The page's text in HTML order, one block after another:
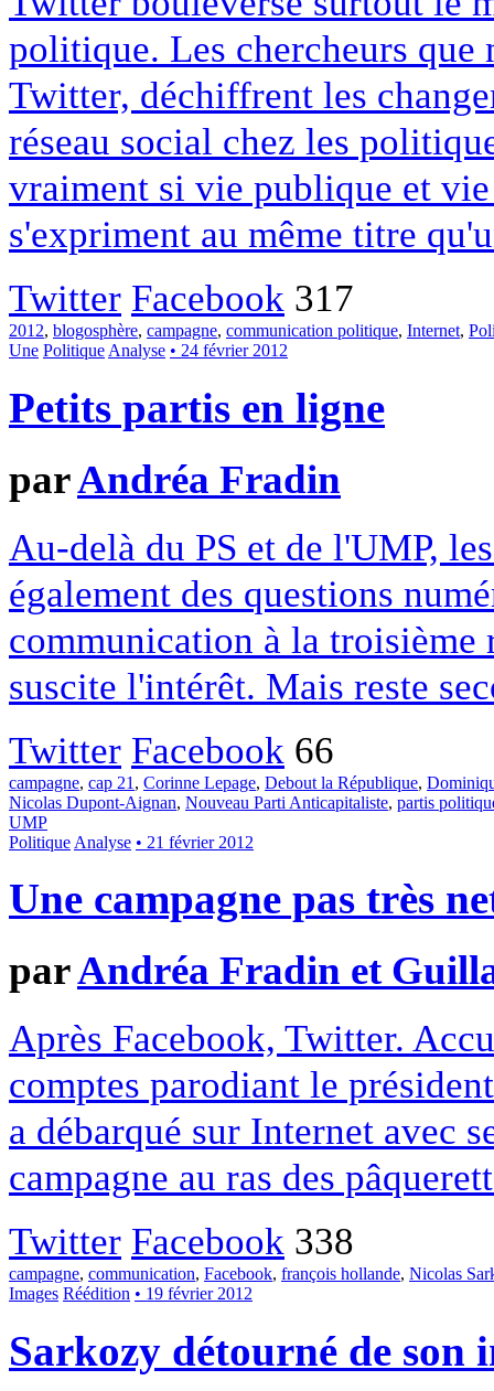
politique. Les chercheurs que
Twitter, déchiffrent les
réseau social chez les
vraiment si vie publique et
s'expriment au même titre
Twitter Facebook 317
2012, blogosphère, campagne, communication politique, Internet,
Une Politique Analyse • 24 février 2012
Petits partis en ligne
parAndréa Fradin
Au-delà du PS et de l'UMP,
également des questions
communication à la
suscite l'intérêt. Mais reste
Twitter Facebook 66
campagne, cap 21 , Corinne Lepage, Debout la République,
Nicolas Dupont-Aignan, Nouveau Parti Anticapitaliste, partis
UMP
Politique Analyse • 21 février 2012
Une campagne pas très
parAndréa Fradin et
Après Facebook, Twitter.
comptes parodiant le
a débarqué sur Internet avec
campagne au ras des
Twitter Facebook 338
campagne, communication, Facebook, françois hollande, Nicolas
Images Réédition • 19 février 2012
Sarkozy détourné de son